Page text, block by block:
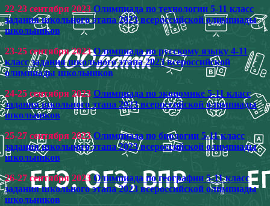
22-23 сентября 2023 Олимпиада по технологии 5-11 класс
задания школьного этапа 2023 всероссийской олимпиады
школьников
23-25 сентября 2023 Олимпиада по русскому языку 4-11
класс задания школьного этапа 2023 всероссийской
олимпиады школьников
24-25 сентября 2023 Олимпиада по экономике 5-11 класс
задания школьного этапа 2023 всероссийской олимпиады
школьников
25-27 сентября 2023 Олимпиада по биологии 5-11 класс
задания школьного этапа 2023 всероссийской олимпиады
школьников
26-27 сентября 2023 Олимпиада по географии 5-11 класс
задания школьного этапа 2023 всероссийской олимпиады
школьников